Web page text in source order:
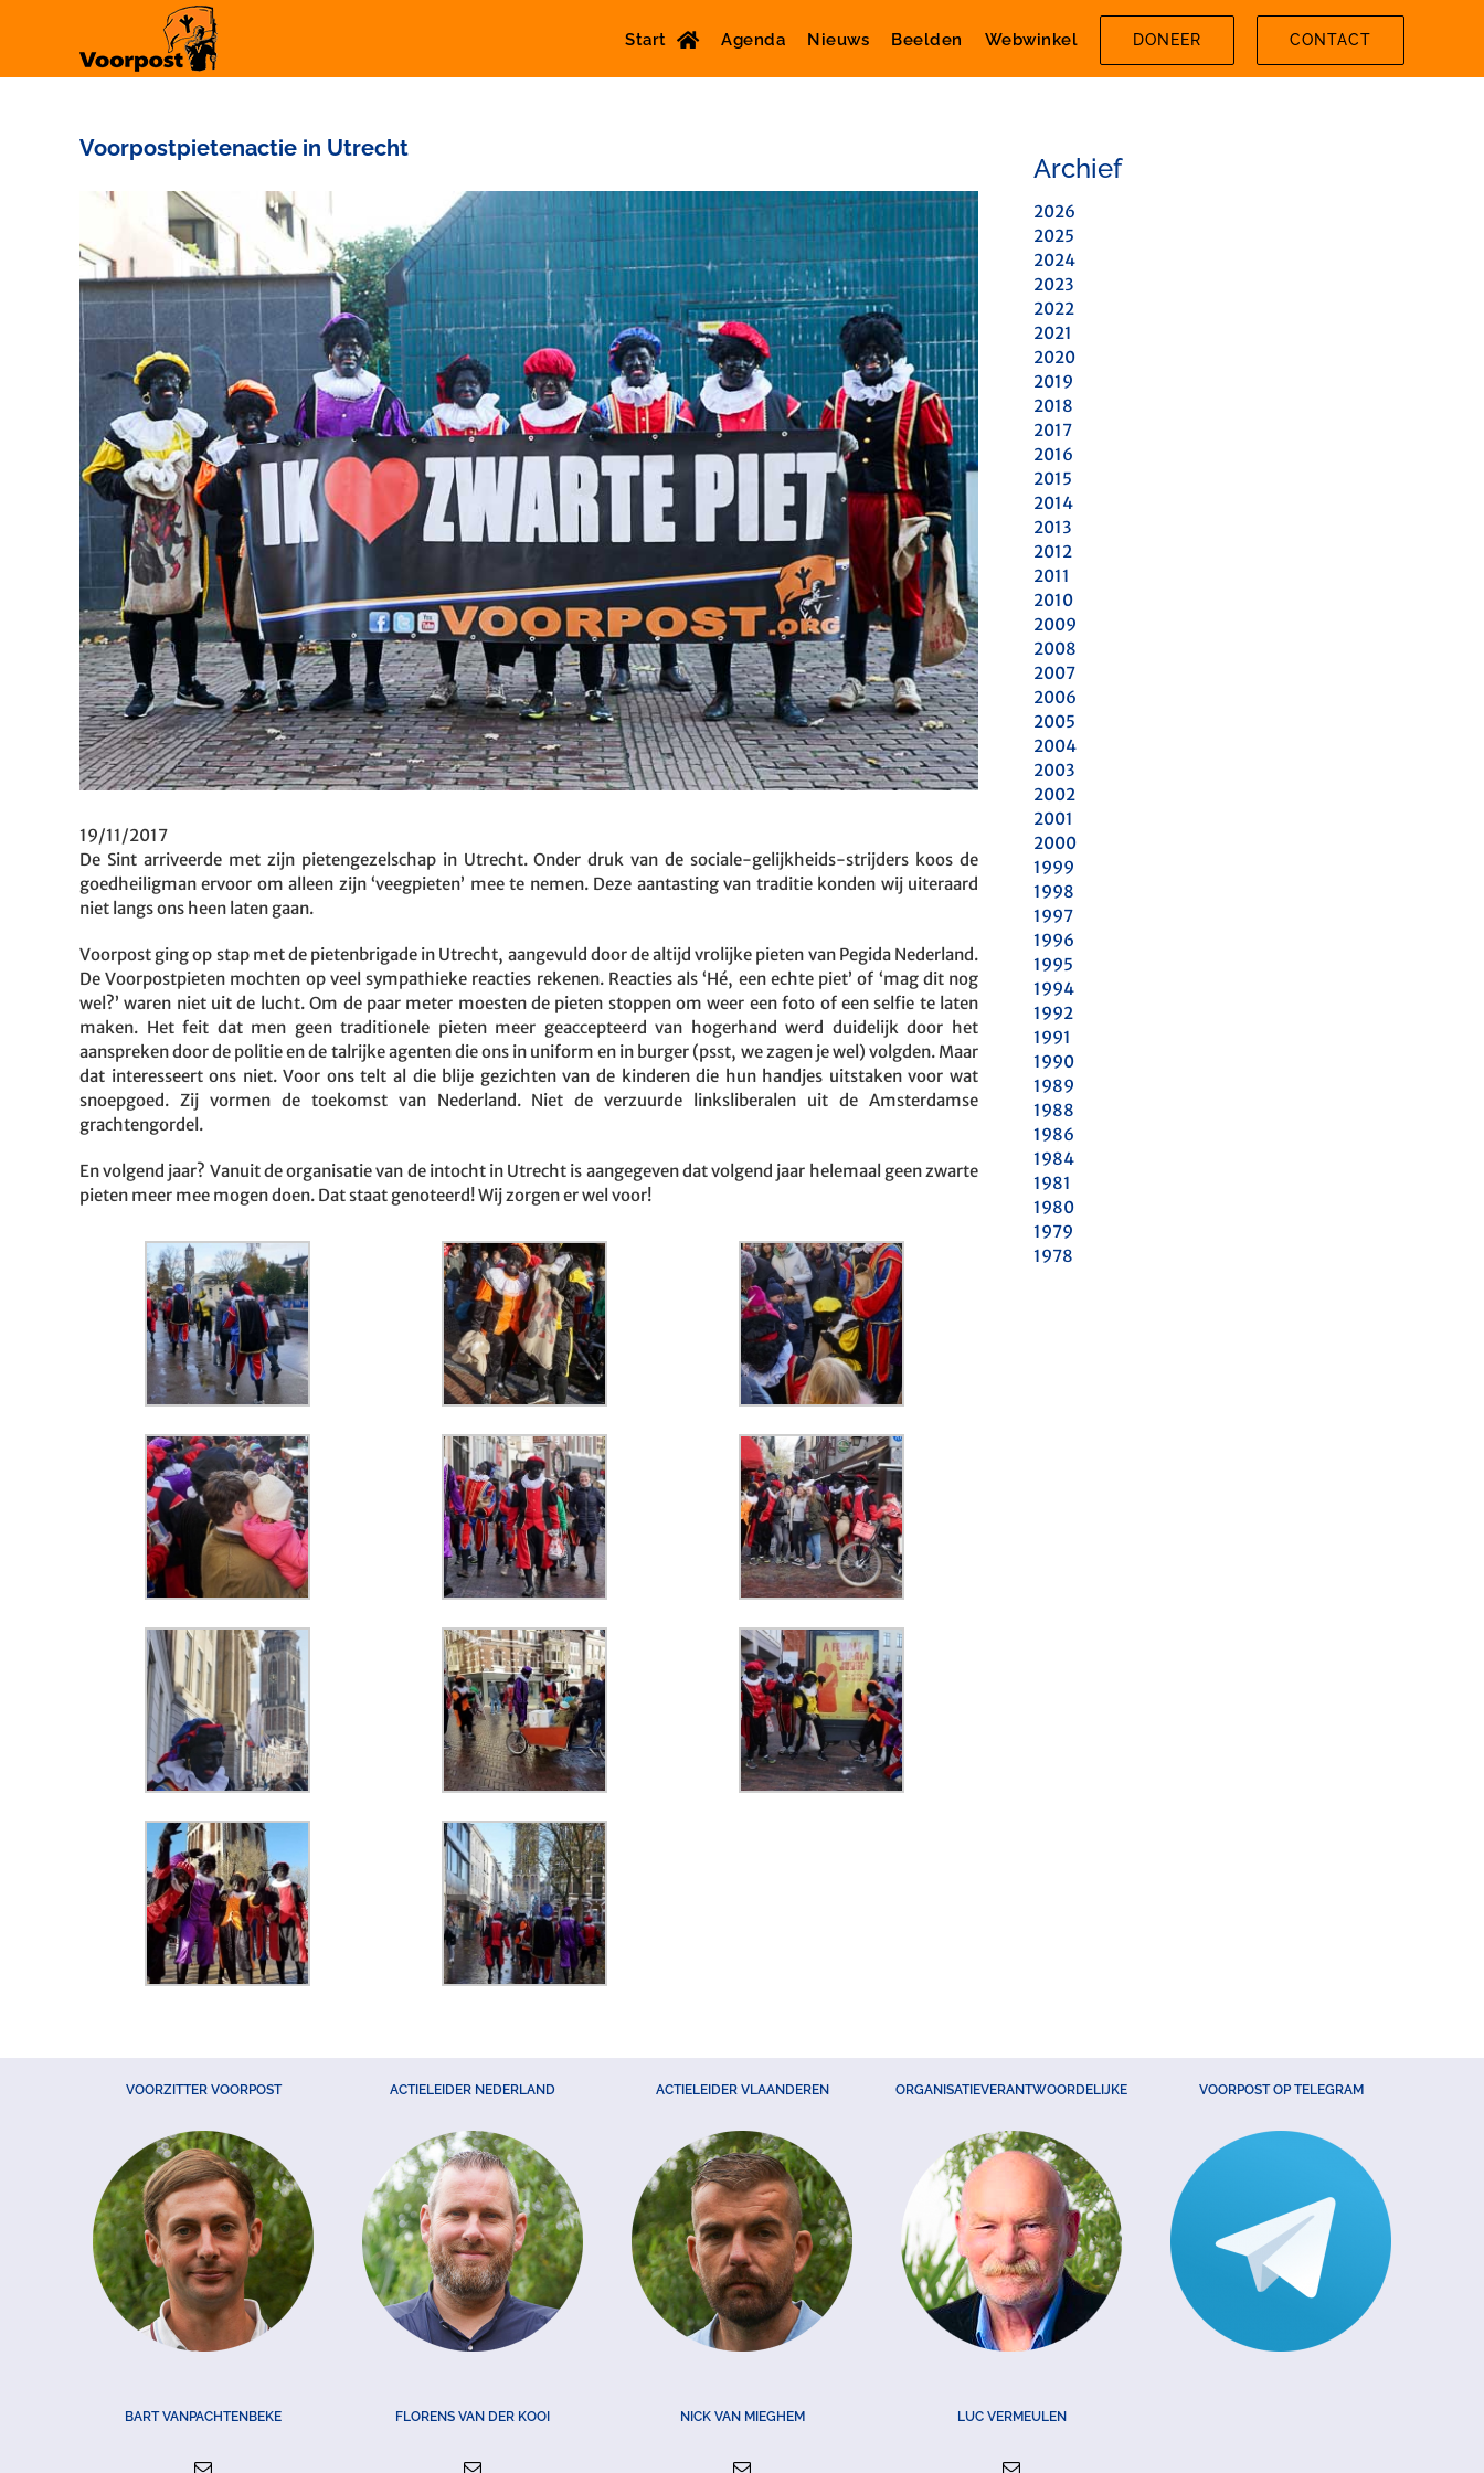
Start Agenda Nieuws Beelden Webwinkel DONEER CONTACT
Voorpostpietenactie in Utrecht
Bekijk
afbeelding
19/11/2017
De Sint arriveerde met zijn pietengezelschap in Utrecht. Onder druk van de sociale-gelijkheids-strijders koos de
goedheiligman ervoor om alleen zijn ‘veegpieten’ mee te nemen. Deze aantasting van traditie konden wij uiteraard
niet langs ons heen laten gaan.
Voorpost ging op stap met de pietenbrigade in Utrecht, aangevuld door de altijd vrolijke pieten van Pegida Nederland.
De Voorpostpieten mochten op veel sympathieke reacties rekenen. Reacties als ‘Hé, een echte piet’ of ‘mag dit nog
wel?’ waren niet uit de lucht. Om de paar meter moesten de pieten stoppen om weer een foto of een selfie te laten
maken. Het feit dat men geen traditionele pieten meer geaccepteerd van hogerhand werd duidelijk door het
aanspreken door de politie en de talrijke agenten die ons in uniform en in burger (psst, we zagen je wel) volgden. Maar
dat interesseert ons niet. Voor ons telt al die blije gezichten van de kinderen die hun handjes uitstaken voor wat
snoepgoed. Zij vormen de toekomst van Nederland. Niet de verzuurde linksliberalen uit de Amsterdamse
grachtengordel.
En volgend jaar? Vanuit de organisatie van de intocht in Utrecht is aangegeven dat volgend jaar helemaal geen zwarte
pieten meer mee mogen doen. Dat staat genoteerd! Wij zorgen er wel voor!
Archief
2026
2025
2024
2023
2022
2021
2020
2019
2018
2017
2016
2015
2014
2013
2012
2011
2010
2009
2008
2007
2006
2005
2004
2003
2002
2001
2000
1999
1998
1997
1996
1995
1994
1992
1991
1990
1989
1988
1986
1984
1981
1980
1979
1978
VOORZITTER VOORPOST
BART VANPACHTENBEKE
ACTIELEIDER NEDERLAND
FLORENS VAN DER KOOI
ACTIELEIDER VLAANDEREN
NICK VAN MIEGHEM
ORGANISATIEVERANTWOORDELIJKE
LUC VERMEULEN
VOORPOST OP TELEGRAM